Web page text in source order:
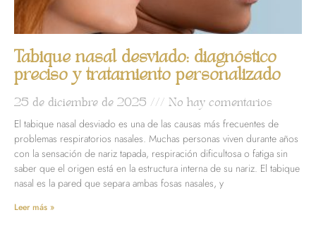
Tabique nasal desviado: diagnóstico
preciso y tratamiento personalizado
25 de diciembre de 2025 No hay comentarios
El tabique nasal desviado es una de las causas más frecuentes de
problemas respiratorios nasales. Muchas personas viven durante años
con la sensación de nariz tapada, respiración dificultosa o fatiga sin
saber que el origen está en la estructura interna de su nariz. El tabique
nasal es la pared que separa ambas fosas nasales, y
Leer más »